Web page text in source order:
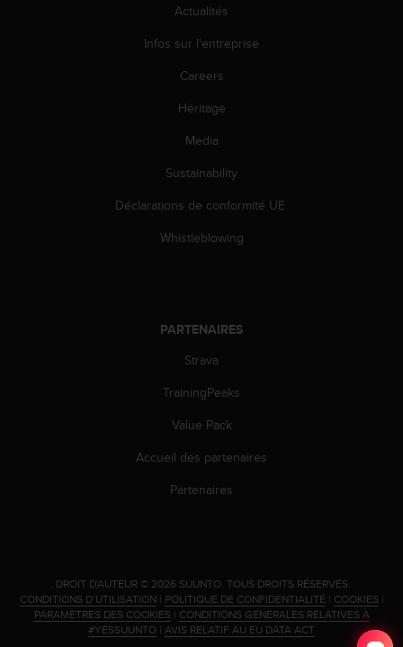
Actualités
Infos sur l'entreprise
Careers
Héritage
Media
Sustainability
Déclarations de conformité UE
Whistleblowing
PARTENAIRES
Strava
TrainingPeaks
Value Pack
Accueil des partenaires
Partenaires
. DROIT D'AUTEUR © 2026 SUUNTO. TOUS DROITS RÉSERVÉS.
CONDITIONS D’UTILISATION| POLITIQUE DE CONFIDENTIALITÉ | COOKIES |
PARAMÈTRES DES COOKIES | CONDITIONS GÉNÉRALES RELATIVES À
#YESSUUNTO | AVIS RELATIF AU EU DATA ACT